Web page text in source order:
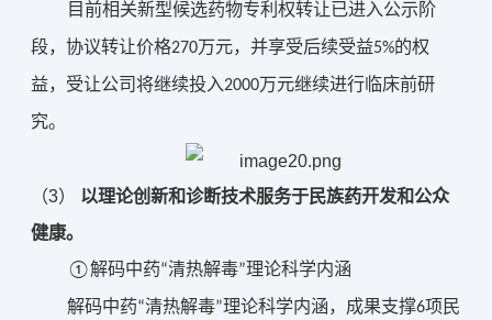
目前相关新型候选药物专利权转让已进入公示阶
段，协议转让价格270万元，并享受后续受益5%的权
益，受让公司将继续投入2000万元继续进行临床前研
究。
（3） 以理论创新和诊断技术服务于民族药开发和公众
健康。
①解码中药“清热解毒”理论科学内涵
解码中药“清热解毒”理论科学内涵，成果支撑6项民